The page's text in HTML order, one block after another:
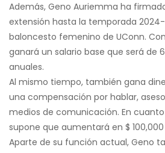
Además, Geno Auriemma ha
extensión hasta la temporada
baloncesto femenino de UConn.
ganará un salario base que será de
anuales.
Al mismo tiempo, también gana
una compensación por hablar,
medios de comunicación. En
supone que aumentará en $
Aparte de su función actual, Geno